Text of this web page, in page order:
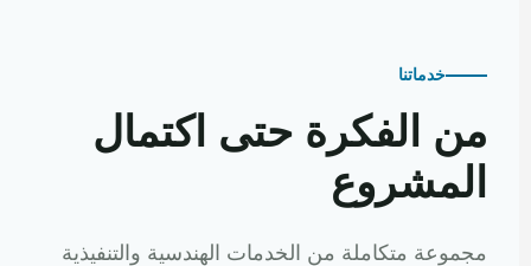
خدماتنا
من الفكرة حتى اكتمال
المشروع
مجموعة متكاملة من الخدمات الهندسية والتنفيذية